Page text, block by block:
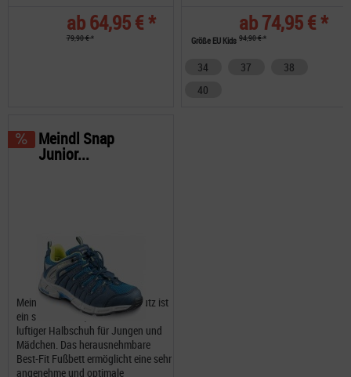
ab 64,95 € *
79,90 € *
ab 74,95 € *
94,90 € *
Größe EU Kids
34 37
38
40
Meindl Snap Junior Nässeschutz ist
ein sehr schöner, robuster und
luftiger Halbschuh für Jungen und
Mädchen. Das herausnehmbare
Best-Fit Fußbett ermöglicht eine sehr
angenehme und optimale
Meindl Snap
Junior...